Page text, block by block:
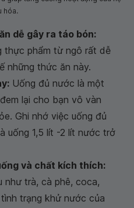
hóa.
dễ gây ra táo bón:
thực phẩm từ ngô rất dễ
những thức ăn này.
Uống đủ nước là một
lại cho bạn vô vàn
Ghi nhớ việc uống đủ
uống 1,5 lít -2 lít nước trở
và chất kích thích:
như trà, cà phê, coca,
trạng khử nước của